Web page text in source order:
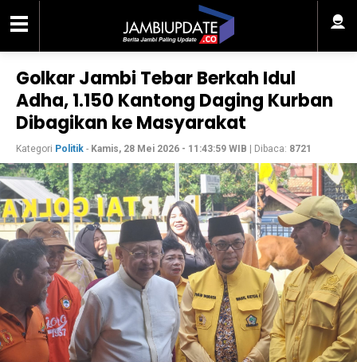
Golkar Jambi Tebar Berkah Idul
Adha, 1.150 Kantong Daging Kurban
Dibagikan ke Masyarakat
Kategori Politik - Kamis, 28 Mei 2026 - 11:43:59 WIB | Dibaca: 8721